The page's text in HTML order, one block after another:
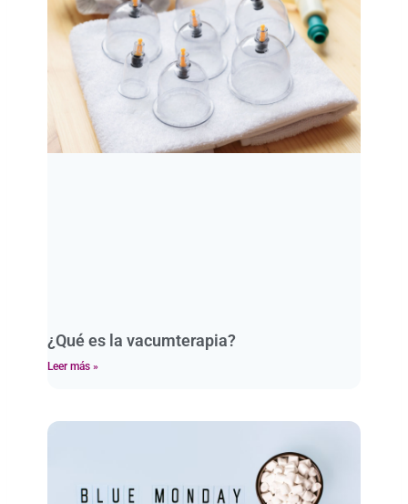
¿Qué es la vacumterapia?
Leer más »